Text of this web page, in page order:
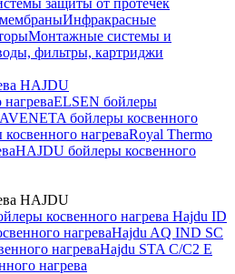
защиты от протечек
Инфракрасные
Монтажные системы и
фильтры, картриджи
HAJDU
ELSEN бойлеры
бойлеры косвенного
нагреваRoyal Thermo
HAJDU бойлеры косвенного
HAJDU
косвенного нагрева Hajdu ID
нагреваHajdu AQ IND SC
нагреваHajdu STA C/C2 E
нагрева